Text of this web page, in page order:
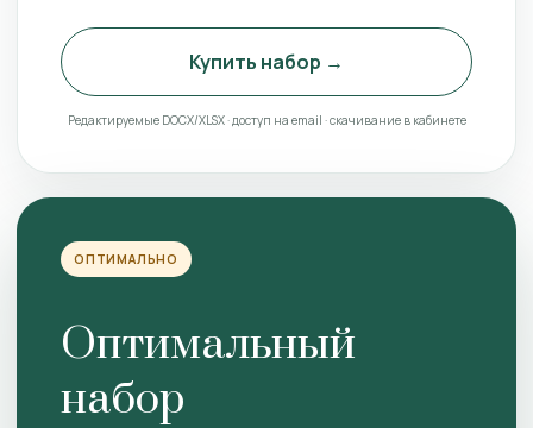
Купить набор →
Редактируемые DOCX/XLSX · доступ на email · скачивание в кабинете
ОПТИМАЛЬНО
Оптимальный
набор